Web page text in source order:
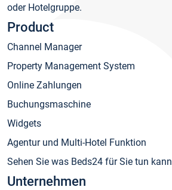
oder Hotelgruppe.
Product
Channel Manager
Property Management System
Online Zahlungen
Buchungsmaschine
Widgets
Agentur und Multi-Hotel Funktion
Sehen Sie was Beds24 für Sie tun kann
Unternehmen